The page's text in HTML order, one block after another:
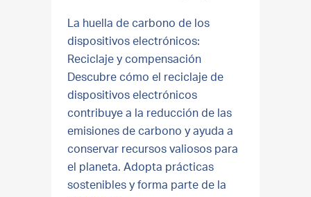
La huella de carbono de los
dispositivos electrónicos:
Reciclaje y compensación
Descubre cómo el reciclaje de
dispositivos electrónicos
contribuye a la reducción de las
emisiones de carbono y ayuda a
conservar recursos valiosos para
el planeta. Adopta prácticas
sostenibles y forma parte de la